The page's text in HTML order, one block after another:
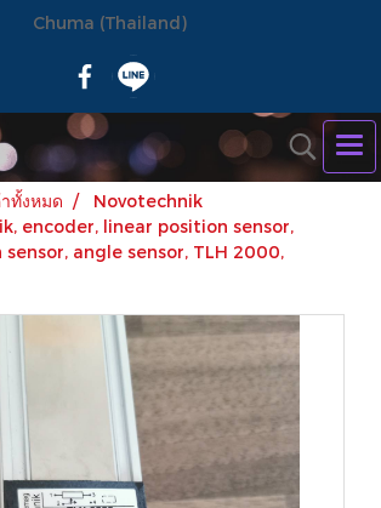
Chuma (Thailand)
ทั้งหมด
Novotechnik
encoder, linear position sensor,
angle sensor, TLH 2000,